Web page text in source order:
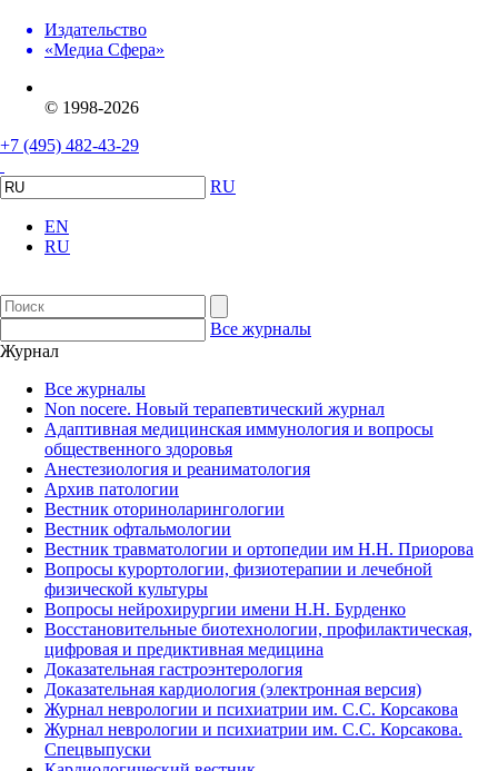
Издательство
«Медиа Сфера»
© 1998-2026
+7 (495) 482-43-29
RU
EN
RU
Все журналы
Журнал
Все журналы
Non nocere. Новый терапевтический журнал
Адаптивная медицинская иммунология и вопросы
общественного здоровья
Анестезиология и реаниматология
Архив патологии
Вестник оториноларингологии
Вестник офтальмологии
Вестник травматологии и ортопедии им Н.Н. Приорова
Вопросы курортологии, физиотерапии и лечебной
физической культуры
Вопросы нейрохирургии имени Н.Н. Бурденко
Восстановительные биотехнологии, профилактическая,
цифровая и предиктивная медицина
Доказательная гастроэнтерология
Доказательная кардиология (электронная версия)
Журнал неврологии и психиатрии им. С.С. Корсакова
Журнал неврологии и психиатрии им. С.С. Корсакова.
Спецвыпуски